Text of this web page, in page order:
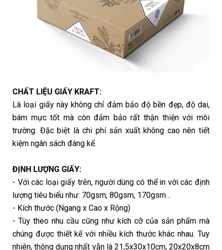
CHẤT LIỆU GIẤY KRAFT:
Là loại giấy này không chỉ đảm bảo độ bền đẹp, độ dai,
bám mực tốt mà còn đảm bảo rất thận thiện với môi
trường. Đặc biệt là chi phí sản xuất không cao nên tiết
kiệm ngân sách đáng kể.
ĐỊNH LƯỢNG GIẤY:
- Với các loại giấy trên, người dùng có thể in với các định
lượng tiêu biểu như: 70gsm, 80gsm, 170gsm…
- Kích thước (Ngang x Cao x Rộng)
- Tùy theo nhu cầu cũng như kích cỡ của sản phẩm mà
chúng được thiết kế với nhiều kích thước khác nhau. Tuy
nhiên, thông dụng nhất vẫn là 21,5x30x10cm, 20x20x8cm